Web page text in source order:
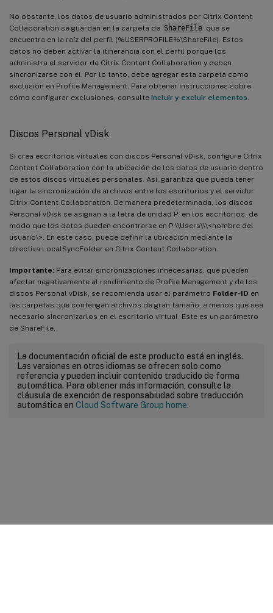
No obstante, los datos de usuario administrados por Citrix Content
Collaboration se guardan en la carpeta de ShareFile que se
encuentra en la raíz del perfil (%USERPROFILE%\ShareFile). Estos
datos no deben activar la itinerancia con el perfil porque los
administra el servidor de Citrix Content Collaboration y deben
sincronizarse con él. Por lo tanto, debe agregar esta carpeta como
exclusión en Profile Management. Para obtener instrucciones sobre
cómo configurar exclusiones, consulte Incluir y excluir elementos
Discos Personal vDisk
Si crea escritorios virtuales con discos Personal vDisk, configure Citrix
Content Collaboration con la ubicación de los datos de usuario dentro
de estos discos virtuales personales. Así, garantiza que pueda tener
lugar la sincronización de archivos entre los escritorios y el servidor
Citrix Content Collaboration. De manera predeterminada, los discos
Personal vDisk se asignan a la letra de unidad P: en los escritorios, de
modo que los datos pueden encontrarse en P:\\Users\\\<nombre del
usuario\>. En este caso, puede definir la ubicación mediante la
directiva LocalSyncFolder en Citrix Content Collaboration.
Importante: Para evitar sincronizaciones innecesarias, que pueden
afectar negativamente al rendimiento de Profile Management y de los
discos Personal vDisk, se recomienda usar el parámetro Folder-ID en
las carpetas que contengan archivos de gran tamaño, a menos que sea
necesario sincronizarlos en el escritorio virtual. Este es un parámetro
de ShareFile.
La documentación oficial de este producto está en inglés.
Las versiones en otros idiomas se ofrecen solo como
referencia y pueden incluir contenido traducido de forma
automática. Para obtener más información, consulte la
cláusula de exención de responsabilidad sobre traducción
automática en Cloud Software Group home.